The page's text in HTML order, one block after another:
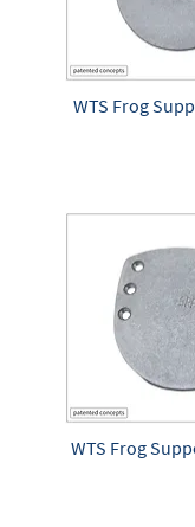
WTS Frog
WTS Frog